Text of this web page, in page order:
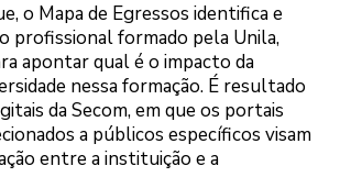
o Mapa de Egressos identifica e
profissional formado pela Unila,
apontar qual é o impacto da
nessa formação. É resultado
da Secom, em que os portais
a públicos específicos visam
entre a instituição e a